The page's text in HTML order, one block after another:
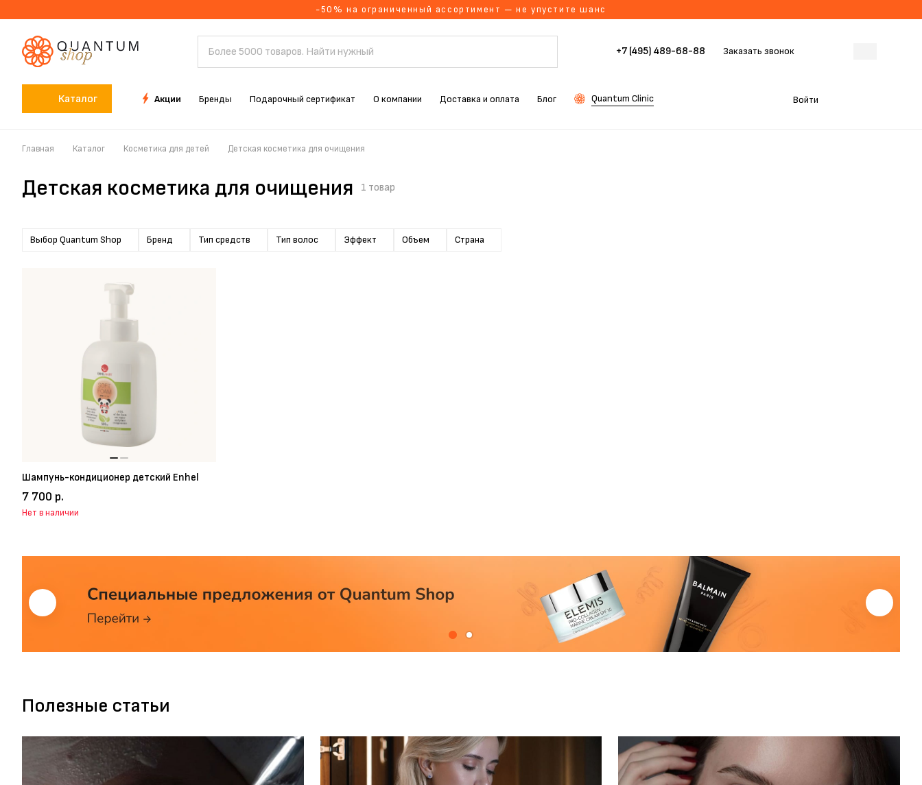
-50% на ограниченный ассортимент — не упустите шанс
+7 (495) 489-68-88 Заказать звонок
Каталог Акции Бренды Подарочный сертификат О компании Доставка и оплата Блог Quantum Clinic Войти
Главная Каталог Косметика для детей Детская косметика для очищения
Детская косметика для очищения 1 товар
Выбор Quantum Shop Бренд Тип средств Тип волос Эффект Объем Страна
Шампунь-кондиционер детский Enhel
7 700 р.
Нет в наличии
Полезные статьи